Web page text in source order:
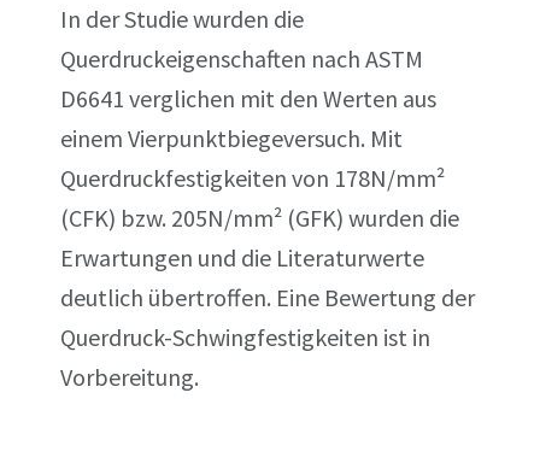
In der Studie wurden die
Querdruckeigenschaften nach ASTM
D6641 verglichen mit den Werten aus
einem Vierpunktbiegeversuch. Mit
Querdruckfestigkeiten von 178N/mm²
(CFK) bzw. 205N/mm² (GFK) wurden die
Erwartungen und die Literaturwerte
deutlich übertroffen. Eine Bewertung der
Querdruck-Schwingfestigkeiten ist in
Vorbereitung.